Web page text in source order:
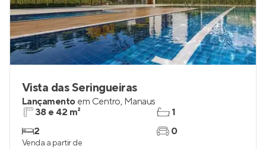
Vista das Seringueiras
Lançamento em Centro, Manaus
38 e 42 m²
2
1
0
Venda a partir de